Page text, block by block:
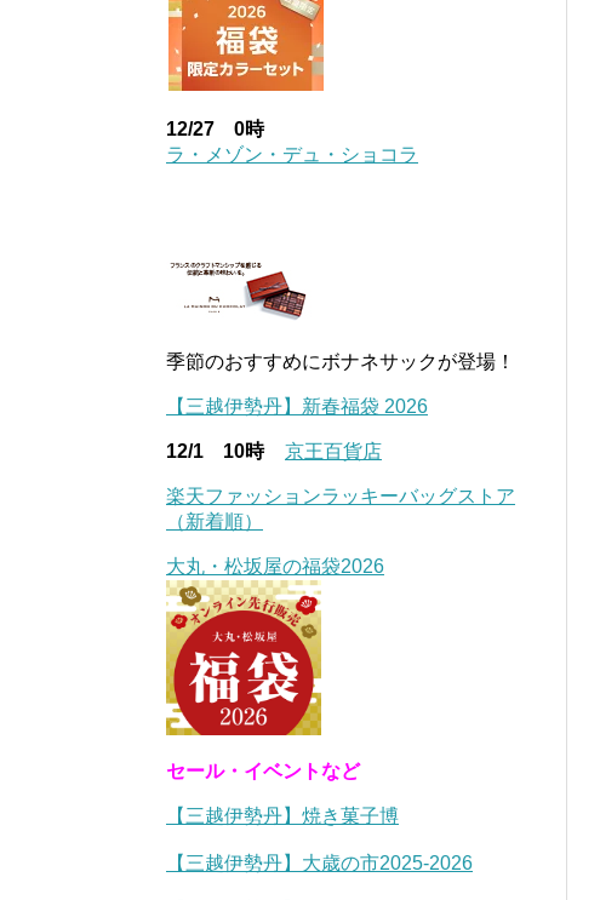
12/27 0時
ラ・メゾン・デュ・ショコラ
季節のおすすめにボナネサックが登場！
【三越伊勢丹】新春福袋 2026
12/1 10時 京王百貨店
楽天ファッションラッキーバッグストア
（新着順）
大丸・松坂屋の福袋2026
セール・イベントなど
【三越伊勢丹】焼き菓子博
【三越伊勢丹】大歳の市2025-2026